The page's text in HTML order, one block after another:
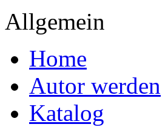
Allgemein
Home
Autor werden
Katalog